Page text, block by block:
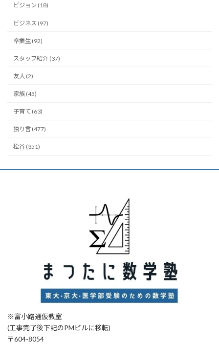
ビジョン (18)
ビジネス (97)
卒業生 (92)
スタッフ紹介 (37)
友人 (2)
家族 (45)
子育て (63)
独り言 (477)
松谷 (351)
※富小路通仮教室
(工事完了後下記のPMビルに移転)
〒604-8054